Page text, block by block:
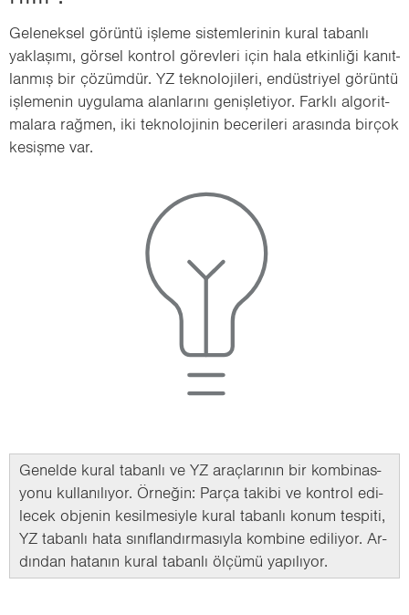
Ge­le­nek­sel gö­rün­tü iş­le­me sis­tem­le­ri­nin kural ta­ban­lı
yak­la­şı­mı, gör­sel kont­rol gö­rev­le­ri için hala et­kin­li­ği ka­nıt­
lan­mış bir çö­züm­dür. YZ tek­no­lo­ji­le­ri, en­düst­ri­yel gö­rün­tü
iş­le­me­nin uy­gu­la­ma alan­la­rı­nı ge­niş­le­ti­yor. Fark­lı al­go­rit­
ma­la­ra rağ­men, iki tek­no­lo­ji­nin be­ce­ri­le­ri ara­sın­da bir­çok
ke­siş­me var.
Ge­nel­de kural ta­ban­lı ve YZ araç­la­rı­nın bir kom­bi­nas­
yo­nu kul­la­nı­lı­yor. Ör­ne­ğin: Parça ta­ki­bi ve kont­rol edi­
lecek ob­je­nin ke­sil­me­siy­le kural ta­ban­lı konum tes­pi­ti,
YZ ta­ban­lı hata sı­nıf­lan­dır­ma­sıy­la kom­bi­ne edi­li­yor. Ar­
dın­dan ha­ta­nın kural ta­ban­lı öl­çü­mü ya­pı­lı­yor.